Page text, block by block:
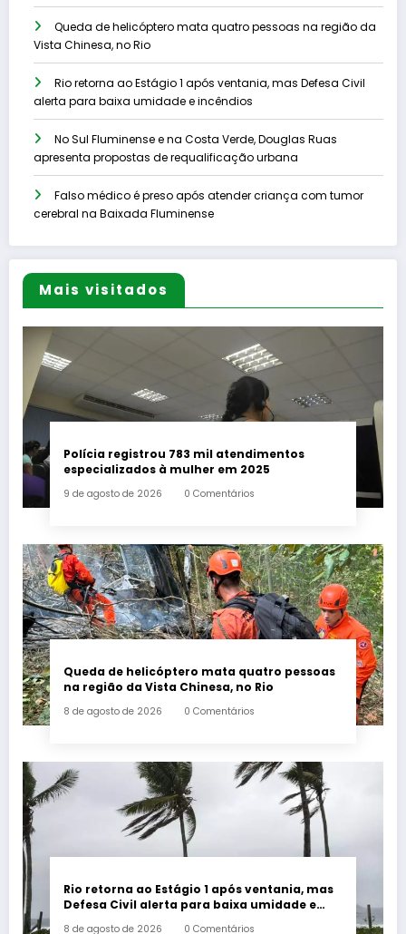
Queda de helicóptero mata quatro pessoas na região da
Vista Chinesa, no Rio
Rio retorna ao Estágio 1 após ventania, mas Defesa Civil
alerta para baixa umidade e incêndios
No Sul Fluminense e na Costa Verde, Douglas Ruas
apresenta propostas de requalificação urbana
Falso médico é preso após atender criança com tumor
cerebral na Baixada Fluminense
Mais visitados
Polícia registrou 783 mil atendimentos
especializados à mulher em 2025
9 de agosto de 2026 0 Comentários
Queda de helicóptero mata quatro pessoas
na região da Vista Chinesa, no Rio
8 de agosto de 2026 0 Comentários
Rio retorna ao Estágio 1 após ventania, mas
Defesa Civil alerta para baixa umidade e
8 de agosto de 2026 0 Comentários